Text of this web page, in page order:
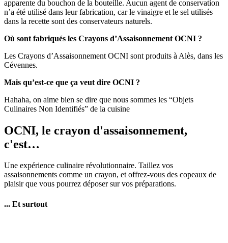
apparente du bouchon de la bouteille. Aucun agent de conservation
n’a été utilisé dans leur fabrication, car le vinaigre et le sel utilisés
dans la recette sont des conservateurs naturels.
Où sont fabriqués les Crayons d’Assaisonnement OCNI ?
Les Crayons d’Assaisonnement OCNI sont produits à Alès, dans les
Cévennes.
Mais qu’est-ce que ça veut dire OCNI ?
Hahaha, on aime bien se dire que nous sommes les “Objets
Culinaires Non Identifiés” de la cuisine
OCNI, le crayon d'assaisonnement,
c'est…
Une expérience culinaire révolutionnaire. Taillez vos
assaisonnements comme un crayon, et offrez-vous des copeaux de
plaisir que vous pourrez déposer sur vos préparations.
... Et surtout